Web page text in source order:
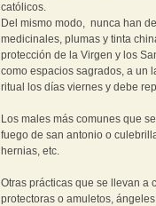
católicos.
Del mismo modo, nunca han
medicinales, plumas y tinta
protección de la Virgen y los
como espacios sagrados, a un
ritual los días viernes y debe
Los males más comunes que
fuego de san antonio o
hernias, etc.
Otras prácticas que se llevan a
protectoras o amuletos,